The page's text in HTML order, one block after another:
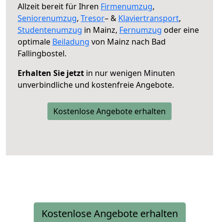
Allzeit bereit für Ihren Firmenumzug,
Seniorenumzug, Tresor– & Klaviertransport,
Studentenumzug in Mainz, Fernumzug oder eine
optimale Beiladung von Mainz nach Bad
Fallingbostel.
Erhalten Sie jetzt in nur wenigen Minuten
unverbindliche und kostenfreie Angebote.
Kostenlose Angebote erhalten
Kostenlose Angebote erhalten